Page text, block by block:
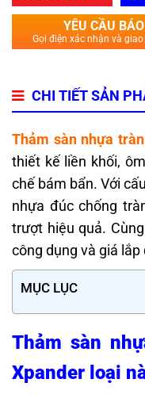
YÊU CẦU
Gọi điện xác nhận và
CHI TIẾT SẢN
Thảm sàn nhựa
thiết kế liền khối,
chế bám bẩn. Với
nhựa đúc chống
trượt hiệu quả.
công dụng và giá
MỤC LỤC
Thảm sàn
Xpander loại